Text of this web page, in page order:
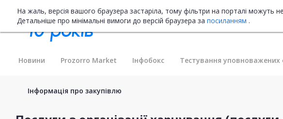
На жаль, версія вашого браузера застаріла, тому фільтри на порталі
Детальніше про мінімальні вимоги до версій браузера за посиланням .
Новини Prozorro Market Інфобокс Тестування уповноважених
Інформація про закупівлю